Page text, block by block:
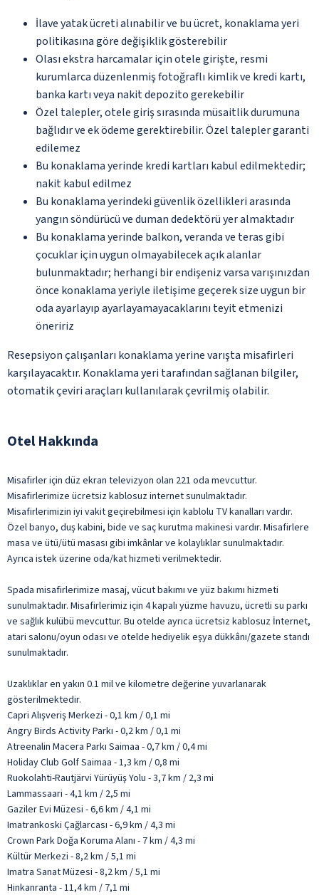
İlave yatak ücreti alınabilir ve bu ücret, konaklama yeri
politikasına göre değişiklik gösterebilir
Olası ekstra harcamalar için otele girişte, resmi
kurumlarca düzenlenmiş fotoğraflı kimlik ve kredi kartı,
banka kartı veya nakit depozito gerekebilir
Özel talepler, otele giriş sırasında müsaitlik durumuna
bağlıdır ve ek ödeme gerektirebilir. Özel talepler garanti
edilemez
Bu konaklama yerinde kredi kartları kabul edilmektedir;
nakit kabul edilmez
Bu konaklama yerindeki güvenlik özellikleri arasında
yangın söndürücü ve duman dedektörü yer almaktadır
Bu konaklama yerinde balkon, veranda ve teras gibi
çocuklar için uygun olmayabilecek açık alanlar
bulunmaktadır; herhangi bir endişeniz varsa varışınızdan
önce konaklama yeriyle iletişime geçerek size uygun bir
oda ayarlayıp ayarlayamayacaklarını teyit etmenizi
öneririz
Resepsiyon çalışanları konaklama yerine varışta misafirleri
karşılayacaktır. Konaklama yeri tarafından sağlanan bilgiler,
otomatik çeviri araçları kullanılarak çevrilmiş olabilir.
Otel Hakkında
Misafirler için düz ekran televizyon olan 221 oda mevcuttur.
Misafirlerimize ücretsiz kablosuz internet sunulmaktadır.
Misafirlerimizin iyi vakit geçirebilmesi için kablolu TV kanalları vardır.
Özel banyo, duş kabini, bide ve saç kurutma makinesi vardır. Misafirlere
masa ve ütü/ütü masası gibi imkânlar ve kolaylıklar sunulmaktadır.
Ayrıca istek üzerine oda/kat hizmeti verilmektedir.
Spada misafirlerimize masaj, vücut bakımı ve yüz bakımı hizmeti
sunulmaktadır. Misafirlerimiz için 4 kapalı yüzme havuzu, ücretli su parkı
ve sağlık kulübü mevcuttur. Bu otelde ayrıca ücretsiz kablosuz İnternet,
atari salonu/oyun odası ve otelde hediyelik eşya dükkânı/gazete standı
sunulmaktadır.
Uzaklıklar en yakın 0.1 mil ve kilometre değerine yuvarlanarak
gösterilmektedir.
Capri Alışveriş Merkezi - 0,1 km / 0,1 mi
Angry Birds Activity Parkı - 0,2 km / 0,1 mi
Atreenalin Macera Parkı Saimaa - 0,7 km / 0,4 mi
Holiday Club Golf Saimaa - 1,3 km / 0,8 mi
Ruokolahti-Rautjärvi Yürüyüş Yolu - 3,7 km / 2,3 mi
Lammassaari - 4,1 km / 2,5 mi
Gaziler Evi Müzesi - 6,6 km / 4,1 mi
Imatrankoski Çağlarcası - 6,9 km / 4,3 mi
Crown Park Doğa Koruma Alanı - 7 km / 4,3 mi
Kültür Merkezi - 8,2 km / 5,1 mi
Imatra Sanat Müzesi - 8,2 km / 5,1 mi
Hinkanranta - 11,4 km / 7,1 mi